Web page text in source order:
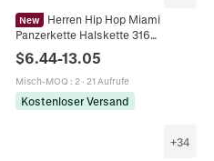
New
Herren Hip Hop Miami
Panzerkette Halskette 316
Edelstahl Poliert Gold Silber
Halsketten Schmuck Breite 8mm-
14mm
$6.44-13.05
Misch-MOQ : 2· 21 Aufrufe
Kostenloser Versand
+34